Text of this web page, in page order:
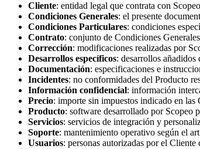
Cliente: entidad legal que contrata con
Condiciones Generales: el presente
Condiciones Particulares: condiciones
Contrato: conjunto de Condiciones
Corrección: modificaciones realizadas por
Desarrollos específicos: desarrollos
Documentación: especificaciones e
Incidentes: no conformidades del Producto
Información confidencial: información
Precio: importe sin impuestos indicado en las
Producto: software desarrollado por Scopeo
Servicios: servicios de integración y
Soporte: mantenimiento operativo según el
Usuarios: personas autorizadas por el